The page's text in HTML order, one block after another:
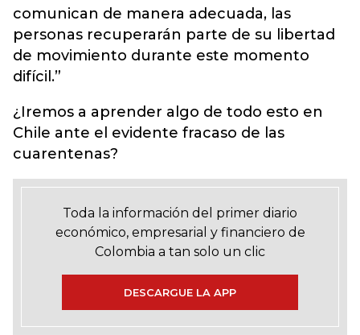
comunican de manera adecuada, las
personas recuperarán parte de su libertad
de movimiento durante este momento
difícil.”
¿Iremos a aprender algo de todo esto en
Chile ante el evidente fracaso de las
cuarentenas?
Toda la información del primer diario
económico, empresarial y financiero de
Colombia a tan solo un clic
DESCARGUE LA APP